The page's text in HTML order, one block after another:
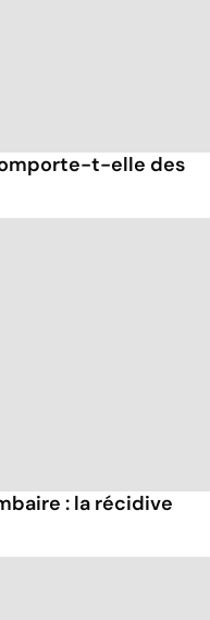
t-elle des
: la récidive